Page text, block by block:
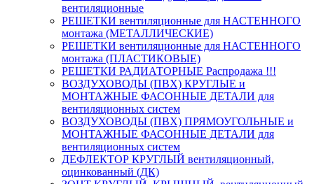
вентиляционные
РЕШЕТКИ вентиляционные для НАСТЕННОГО
монтажа (МЕТАЛЛИЧЕСКИЕ)
РЕШЕТКИ вентиляционные для НАСТЕННОГО
монтажа (ПЛАСТИКОВЫЕ)
РЕШЕТКИ РАДИАТОРНЫЕ Распродажа !!!
ВОЗДУХОВОДЫ (ПВХ) КРУГЛЫЕ и
МОНТАЖНЫЕ ФАСОННЫЕ ДЕТАЛИ для
вентиляционных систем
ВОЗДУХОВОДЫ (ПВХ) ПРЯМОУГОЛЬНЫЕ и
МОНТАЖНЫЕ ФАСОННЫЕ ДЕТАЛИ для
вентиляционных систем
ДЕФЛЕКТОР КРУГЛЫЙ вентиляционный,
оцинкованный (ДК)